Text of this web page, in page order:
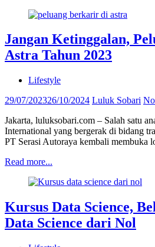
Jangan Ketinggalan,
Astra Tahun 2023
Lifestyle
29/07/202326/10/2024 Luluk Sobari
Jakarta, luluksobari.com – Salah satu
International yang bergerak di bidang
PT Serasi Autoraya kembali
Read more...
Kursus Data Science,
Data Science dari Nol